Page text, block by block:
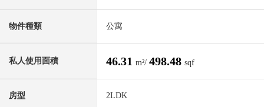
物件種類 公寓
私人使用面積 46.31 m²/ 498.48 sqf
房型 2LDK